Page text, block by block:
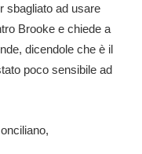
sbagliato ad usare
Brooke e chiede a
dicendole che è il
poco sensibile ad